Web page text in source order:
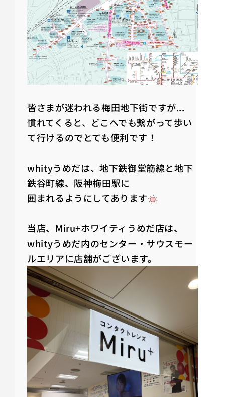
皆さまが迷われる梅田地下街ですが...
慣れてくると、どこへでも繋がって歩い
て行けるのでとても便利です！
whityうめだは、地下鉄御堂筋線と地下
鉄谷町線、阪神梅田駅に
囲まれるようにしてあります
当店、Miru+ホワイティうめだ店は、
whityうめだ内のセンター・サウスモー
ルエリアに店舗がございます。